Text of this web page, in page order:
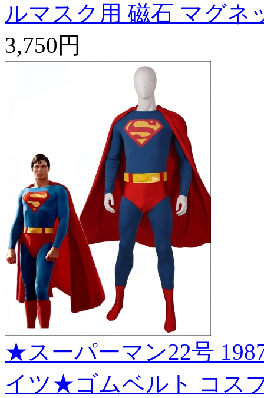
ルマスク用 磁石 マグネ
3,750円
★スーパーマン22号
イツ★ゴムベルト コスプ